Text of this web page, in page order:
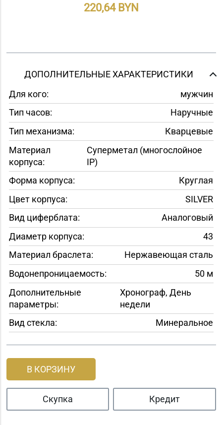
220,64
ДОПОЛНИТЕЛЬНЫЕ ХАРАКТЕРИСТИКИ
Для кого:
мужчин
Тип часов:
Наручные
Тип механизма:
Кварцевые
Материал
корпуса:
Суперметал (многослойное
IP)
Форма корпуса:
Круглая
Цвет корпуса:
SILVER
Вид циферблата:
Аналоговый
Диаметр корпуса:
43
Материал браслета:
Нержавеющая сталь
Водонепроницаемость:
50 м
Дополнительные
параметры:
Хронограф, День
недели
Вид стекла:
Минеральное
В КОРЗИНУ
Скупка Кредит